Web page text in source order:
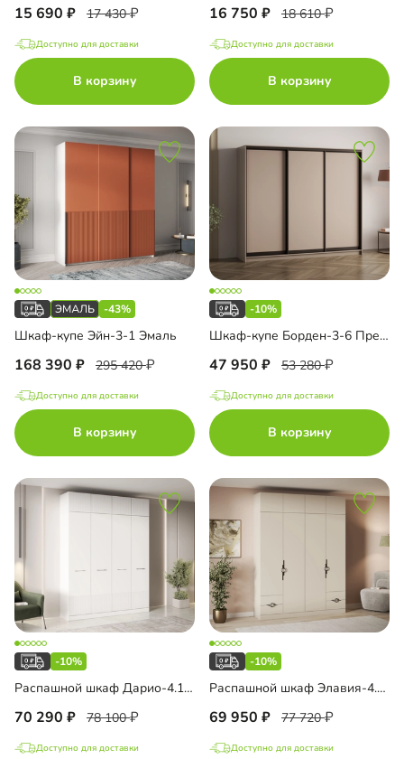
15 690 17 430
Доступно для доставки
В корзину
16 750 18 610
Доступно для доставки
В корзину
-43%
Шкаф-купе Эйн-3-1 Эмаль
168 390 295 420
Доступно для доставки
В корзину
-10%
Шкаф-купе Борден-3-6 Премиум
47 950 53 280
Доступно для доставки
В корзину
-10%
Распашной шкаф Дарио-4.1 с антресолью
70 290 78 100
Доступно для доставки
-10%
Распашной шкаф Элавия-4.4 Премиум с антресолью
69 950 77 720
Доступно для доставки